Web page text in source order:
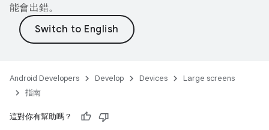
能會出錯。
Android Developers Develop Devices
Large screens
指南
這對你有幫助嗎？